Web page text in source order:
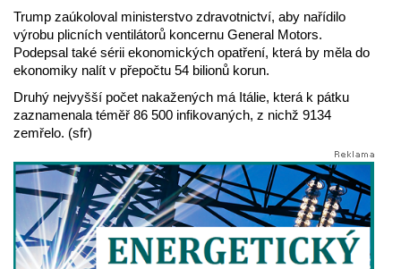
Trump zaúkoloval ministerstvo zdravotnictví, aby nařídilo
výrobu plicních ventilátorů koncernu General Motors.
Podepsal také sérii ekonomických opatření, která by měla do
ekonomiky nalít v přepočtu 54 bilionů korun.
Druhý nejvyšší počet nakažených má Itálie, která k pátku
zaznamenala téměř 86 500 infikovaných, z nichž 9134
zemřelo. (sfr)